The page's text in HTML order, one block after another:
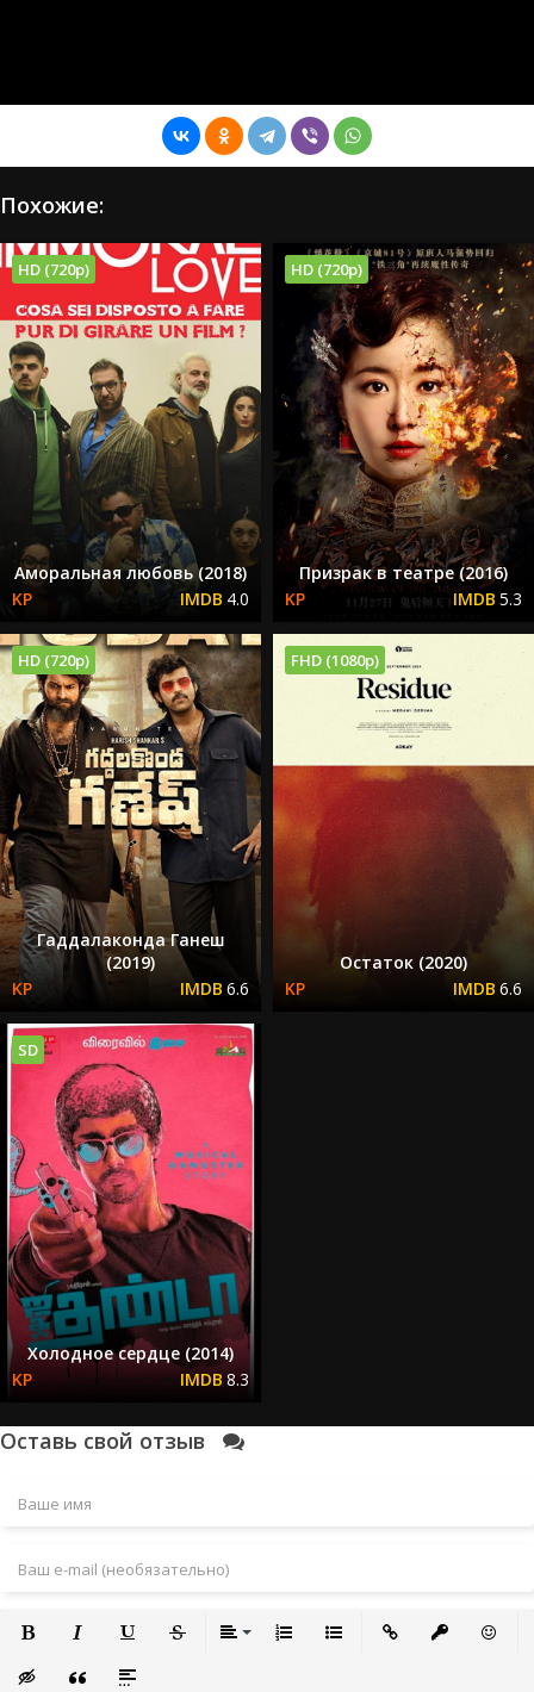
Похожие:
HD (720p)
Аморальная любовь (2018)
4.0
HD (720p)
Призрак в театре (2016)
5.3
HD (720p)
Гаддалаконда Ганеш
(2019)
6.6
FHD (1080p)
Остаток (2020)
6.6
SD
Холодное сердце (2014)
8.3
Оставь свой отзыв
Полужирный